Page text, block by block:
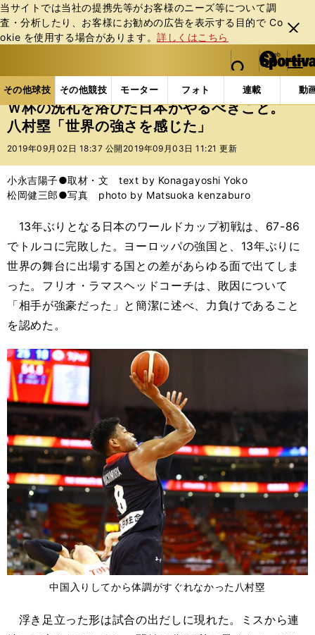
当サイトでは当社の提携先等がお客様のニーズ等について調
査・分析したり、お客様にお勧めの広告を表⽰する⽬的で Co
okie を使⽤する場合があります。詳しくはこちら
閉じ
る
web Sportiva (webスポルティーバ)
検索
マイペ
ー
ジ
メニュ
その他球技 その他競技 モーター フォト 連載 動
ス
ポ
ル
バ
その他球技の記事一覧 バスケットボール 国内バス
Ｗ杯の洗礼を浴びた日本がやるべきこと。
八村塁「世界の強さを感じた」
2019年09月02日 18:37 公開 2019年09月03日 11:21 更新
小永吉陽子●取材・文 text by Konagayoshi Yoko
松岡健三郎●写真 photo by Matsuoka kenzaburo
13年ぶりとなる日本のワールドカップ初戦は、67-86
でトルコに完敗した。ヨーロッパの強国と、13年ぶりに
世界の舞台に出場する国との差があらゆる面で出てしま
った。フリオ・ラマスヘッドコーチは、敗因について
「相手が強豪だった」と簡潔に述べ、力負けであること
を認めた。
中国入りしてから体調がすぐれなかった八村塁
浮き足立った形は試合の出だしに現れた。ミスから連